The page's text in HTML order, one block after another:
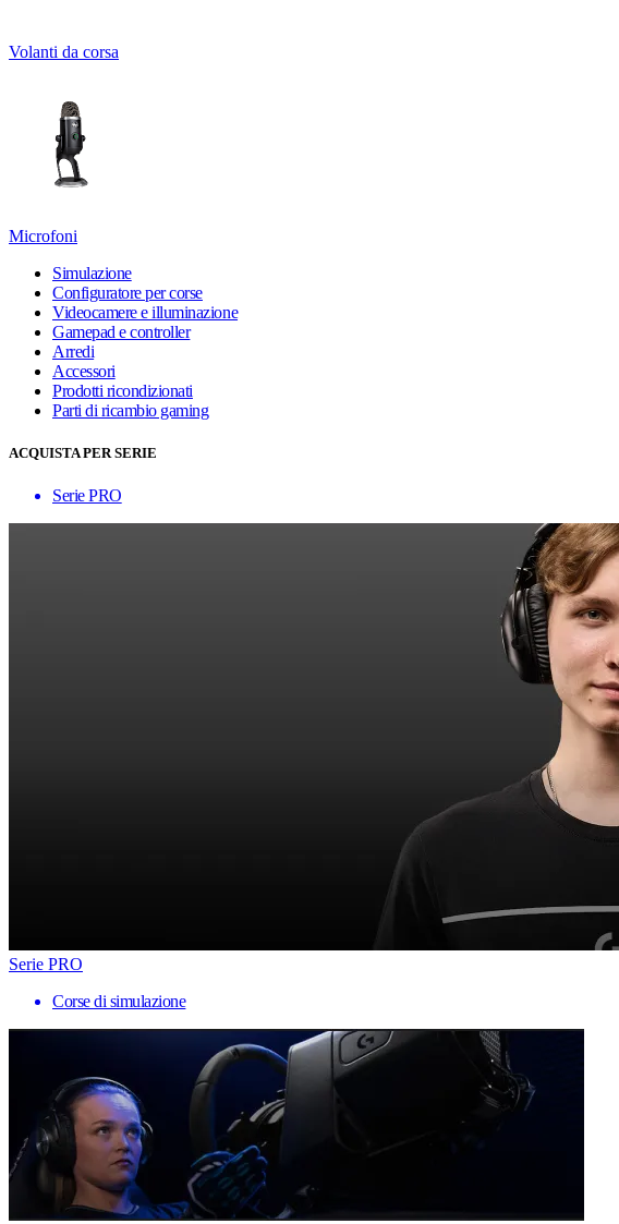
Volanti da corsa
Microfoni
Simulazione
Configuratore per corse
Videocamere e illuminazione
Gamepad e controller
Arredi
Accessori
Prodotti ricondizionati
Parti di ricambio gaming
ACQUISTA PER SERIE
Serie PRO
Serie PRO
Corse di simulazione